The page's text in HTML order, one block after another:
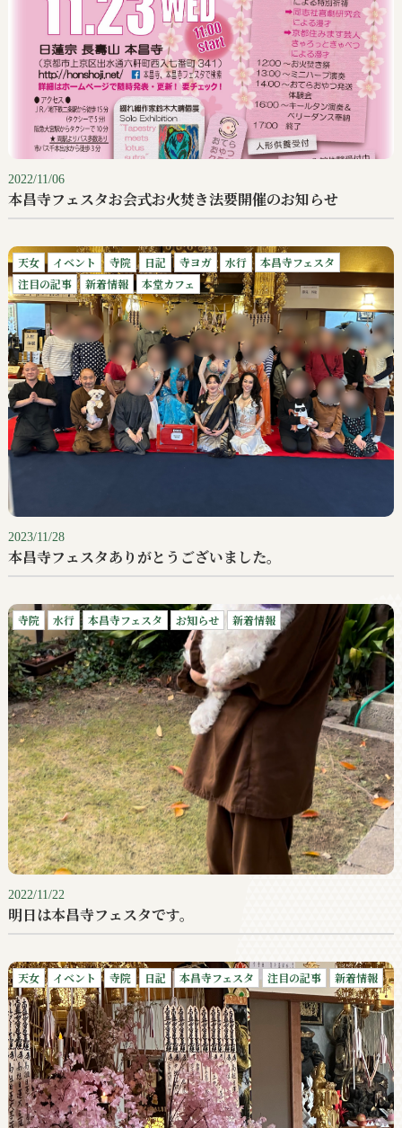
2022/11/06
本昌寺フェスタお会式お火焚き法要開催のお知らせ
天女 イベント 寺院 日記 寺ヨガ 水行
本昌寺フェスタ
注目の記事
新着情報 本堂カフェ
2023/11/28
本昌寺フェスタありがとうございました。
寺院 水行 本昌寺フェスタ お知らせ 新着情報
2022/11/22
明日は本昌寺フェスタです。
天女 イベント 寺院 日記 本昌寺フェスタ 注目の記事 新着情報